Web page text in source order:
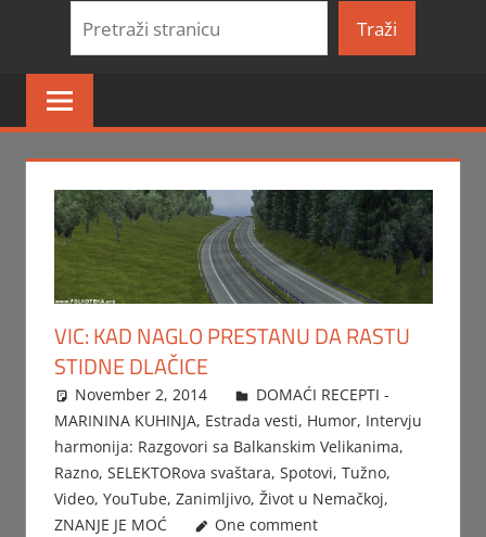
Traži
VIC: KAD NAGLO PRESTANU DA RASTU
STIDNE DLAČICE
November 2, 2014 FTorgAdmin
DOMAĆI RECEPTI -
MARININA KUHINJA, Estrada vesti, Humor, Intervju
harmonija: Razgovori sa Balkanskim Velikanima,
Razno, SELEKTORova svaštara, Spotovi, Tužno,
Video, YouTube, Zanimljivo, Život u Nemačkoj,
ZNANJE JE MOĆ
One comment